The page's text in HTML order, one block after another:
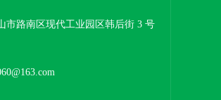
市路南区现代工业园区韩后街 3 号